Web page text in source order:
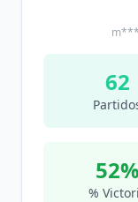
62
52%
%